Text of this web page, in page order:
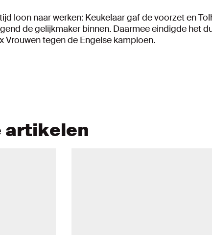
loon naar werken: Keukelaar gaf de voorzet en
de gelijkmaker binnen. Daarmee eindigde het
Vrouwen tegen de Engelse kampioen.
artikelen